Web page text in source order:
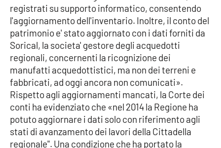
EDIZIONI
LOCALI
Catanzaro
Crotone
Vibo Valentia
Reggio Calabria
registrati su supporto informatico, consentendo
l'aggiornamento dell'inventario. Inoltre, il conto del
patrimonio e' stato aggiornato con i dati forniti da
Sorical, la societa' gestore degli acquedotti
regionali, concernenti la ricognizione dei
manufatti acquedottistici, ma non dei terreni e
fabbricati, ad oggi ancora non comunicati».
Rispetto agli aggiornamenti mancati, la Corte dei
conti ha evidenziato che «nel 2014 la Regione ha
potuto aggiornare i dati solo con riferimento agli
stati di avanzamento dei lavori della Cittadella
regionale". Una condizione che ha portato la